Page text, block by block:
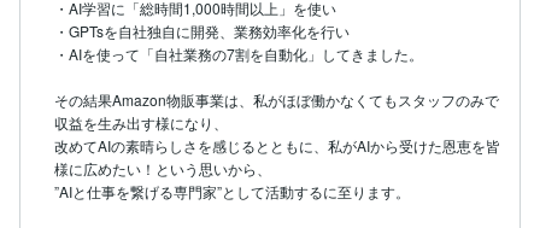
・AI学習に「総時間1,000時間以上」を使い
・GPTsを自社独自に開発、業務効率化を行い
・AIを使って「自社業務の7割を自動化」してきました。
その結果Amazon物販事業は、私がほぼ働かなくてもスタッフのみで
収益を生み出す様になり、
改めてAIの素晴らしさを感じるとともに、私がAIから受けた恩恵を皆
様に広めたい！という思いから、
”AIと仕事を繋げる専門家”として活動するに至ります。